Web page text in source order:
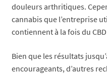
douleurs arthritiques.
cannabis que l’entreprise
contiennent à la fois du
Bien que les résultats
encourageants, d’autres